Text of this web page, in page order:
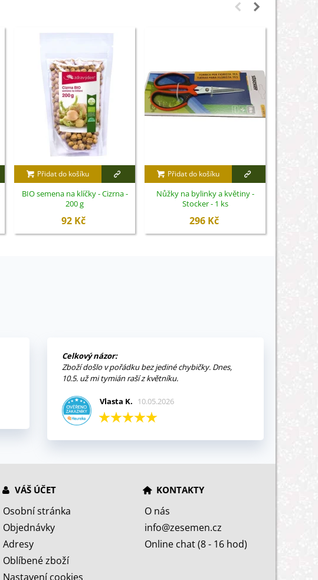
Přidat do košíku
BIO semena na klíčky - Cizrna -
200 g
92 Kč
Přidat do košíku
Nůžky na bylinky a květiny -
Stocker - 1 ks
296 Kč
Celkový názor:
Zboží došlo v pořádku bez jediné chybičky. Dnes,
10.5. už mi tymián raší z květníku.
Vlasta K. 10.05.2026
VÁŠ ÚČET
Osobní stránka
Objednávky
Adresy
Oblíbené zboží
Nastavení cookies
KONTAKTY
O nás
info@zesemen.cz
Online chat (8 - 16 hod)